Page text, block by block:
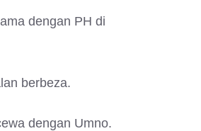
dengan PH di
berbeza.
dengan Umno.